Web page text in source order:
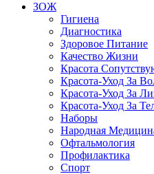
ЗОЖ
Гигиена
Диагностика
Здоровое Питание
Качество Жизни
Красота
Красота-Уход За
Красота-Уход За
Красота-Уход За
Наборы
Народная
Офтальмология
Профилактика
Спорт